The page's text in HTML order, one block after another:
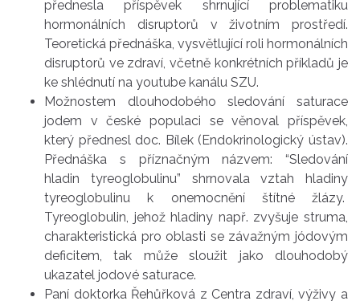
přednesla příspěvek shrnující problematiku
hormonálních disruptorů v životním prostředí.
Teoretická přednáška, vysvětlující roli hormonálních
disruptorů ve zdraví, včetně konkrétních příkladů je
ke shlédnutí na youtube kanálu SZU.
Možnostem dlouhodobého sledování saturace
jodem v české populaci se věnoval příspěvek,
který přednesl doc. Bílek (Endokrinologický ústav).
Přednáška s příznačným názvem: “Sledování
hladin tyreoglobulinu” shrnovala vztah hladiny
tyreoglobulinu k onemocnění štítné žlázy.
Tyreoglobulin, jehož hladiny např. zvyšuje struma,
charakteristická pro oblasti se závažným jódovým
deficitem, tak může sloužit jako dlouhodobý
ukazatel jodové saturace.
Paní doktorka Řehůřková z Centra zdraví, výživy a